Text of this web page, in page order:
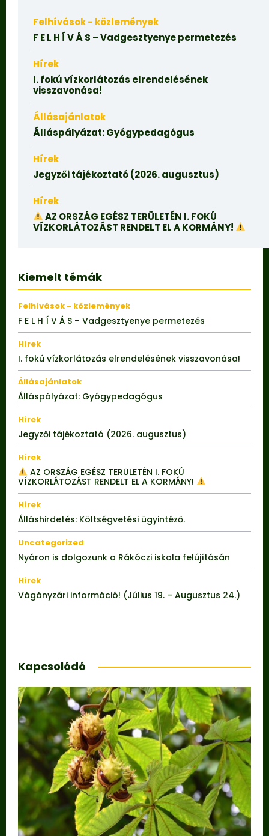
Felhívások - közlemények
F E L H Í V Á S – Vadgesztyenye permetezés
Hírek
I. fokú vízkorlátozás elrendelésének
visszavonása!
Állásajánlatok
Álláspályázat: Gyógypedagógus
Hírek
Jegyzői tájékoztató (2026. augusztus)
Hírek
AZ ORSZÁG EGÉSZ TERÜLETÉN I. FOKÚ
VÍZKORLÁTOZÁST RENDELT EL A KORMÁNY!
Kiemelt témák
Felhívások - közlemények
F E L H Í V Á S – Vadgesztyenye permetezés
Hírek
I. fokú vízkorlátozás elrendelésének visszavonása!
Állásajánlatok
Álláspályázat: Gyógypedagógus
Hírek
Jegyzői tájékoztató (2026. augusztus)
Hírek
AZ ORSZÁG EGÉSZ TERÜLETÉN I. FOKÚ
VÍZKORLÁTOZÁST RENDELT EL A KORMÁNY!
Hírek
Álláshirdetés: Költségvetési ügyintéző.
Uncategorized
Nyáron is dolgozunk a Rákóczi iskola felújításán
Hírek
Vágányzári információ! (Július 19. – Augusztus 24.)
Kapcsolódó